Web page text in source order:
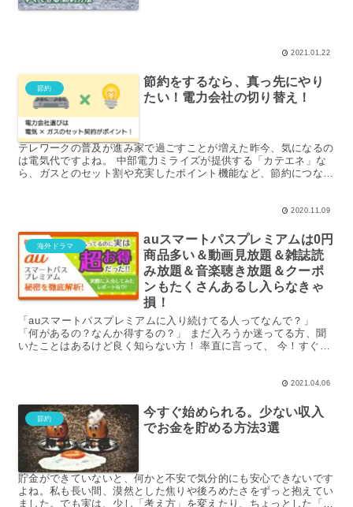
2021.01.22
節約
節約をするなら、真っ先にやり
たい！電力会社の切り替え！
テレワークの普及が進み家で過ごすことが増えた昨今、気になるの
は電気代ですよね。 中部電力ミライズが提供する「カテエネ」な
ら、ガスとのセット割や充実したポイント機能など、節約につなが
2020.11.09
海外ドラマ
auスマートパスプレミアムは0円
商品多い＆動画見放題＆雑誌読
み放題＆音楽聴き放題＆クーポ
ンもたくさんあるし入らなきゃ
損！
「auスマートパスプレミアムに入り続けてる人ってなんで？」
「何があるの？なんか得するの？」 まだ入ろうか迷ってる方、聞
いたことはあるけど良く知らない方！ 率直に言って、 今！すぐ！
2021.04.06
節約
今すぐ始められる。少ない収入
でお金を貯める方法3選
貯金ができていないと、何かと不安で気分的にも安心できないです
よね。私も長い間、漠然とした焦りや後ろめたさをずっと抱えてい
ました。でも実は、少し「考え方」を変えたり、ちょっとした「コ